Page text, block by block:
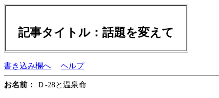
記事タイトル：話題を変えて
書き込み欄へ ヘルプ
お名前： Ｄ-28と温泉命